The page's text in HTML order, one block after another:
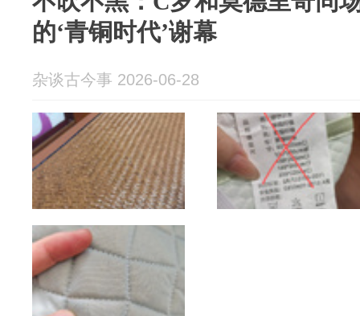
的‘青铜时代’谢幕
杂谈古今事 2026-06-28